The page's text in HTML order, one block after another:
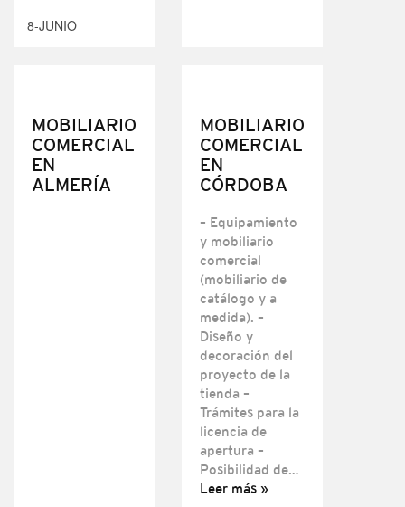
8-JUNIO
MOBILIARIO
COMERCIAL
EN
ALMERÍA
MOBILIARIO
COMERCIAL
EN
CÓRDOBA
– Equipamiento
y mobiliario
comercial
(mobiliario de
catálogo y a
medida). –
Diseño y
decoración del
proyecto de la
tienda –
Trámites para la
licencia de
apertura –
Posibilidad de…
Leer más »